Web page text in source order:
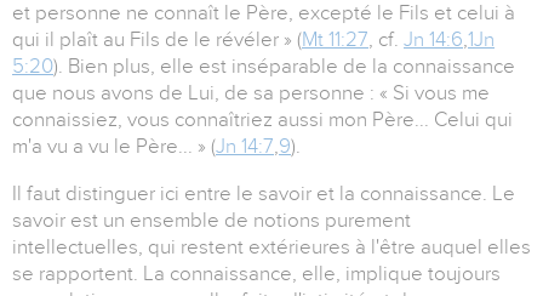
et personne ne connaît le Père, excepté le Fils et celui à
qui il plaît au Fils de le révéler » (Mt 11:27, cf. Jn 14:6,1Jn
5:20). Bien plus, elle est inséparable de la connaissance
que nous avons de Lui, de sa personne : « Si vous me
connaissiez, vous connaîtriez aussi mon Père... Celui qui
m'a vu a vu le Père... » (Jn 14:7,9).
Il faut distinguer ici entre le savoir et la connaissance. Le
savoir est un ensemble de notions purement
intellectuelles, qui restent extérieures à l'être auquel elles
se rapportent. La connaissance, elle, implique toujours